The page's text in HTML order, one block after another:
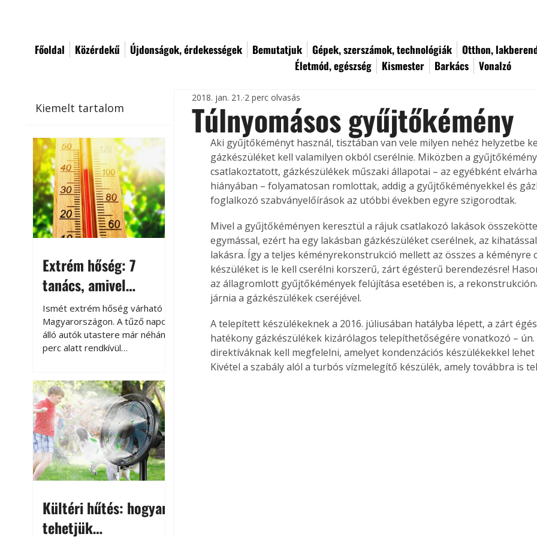
Főoldal Közérdekű Újdonságok, érdekességek Bemutatjuk Gépek, szerszámok, technológiák
Otthon,
Életmód, egészség
Kismester Barkács Vonalzó
Kiemelt tartalom
Extrém hőség: 7
tanács, amivel
megóvhatjuk
autónkat a nyári
károktól
Ismét extrém hőség várható
Magyarországon. A tűző napon
álló autók utastere már néhány
perc alatt rendkívül
megközelítheti. Ez nemcsak a
beszállást teszi kellemetlenné,
hanem az autó állapotára és a
benne hagyott tárgyakra is
káros hatással lehet. Néhány
egyszerű óvintézkedéssel
azonban jelentősen
csökkenthetjük a hőség káros
Kültéri hűtés: hogyan
tehetjük
Túlnyomásos gyűjtőkémény
2018. jan. 21. 2 perc olvasás
Aki gyűjtőkéményt használ, tisztában van vele milyen nehéz helyzetbe
gázkészüléket kell valamilyen okból cserélnie. Miközben a
csatlakoztatott, gázkészülékek műszaki állapotai – az egyébként
hiányában – folyamatosan romlottak, addig a gyűjtőkéményekkel és
foglalkozó szabványelőírások az utóbbi években egyre szigorodtak.
Mivel a gyűjtőkéményen keresztül a rájuk csatlakozó lakások
egymással, ezért ha egy lakásban gázkészüléket cserélnek, az
lakásra. Így a teljes kéményrekonstrukció mellett az összes a
készüléket is le kell cserélni korszerű, zárt égésterű berendezésre!
az állagromlott gyűjtőkémények felújítása esetében is, a
járnia a gázkészülékek cseréjével.
A telepített készülékeknek a 2016. júliusában hatályba lépett, a zárt
hatékony gázkészülékek kizárólagos telepíthetőségére vonatkozó – ún.
direktíváknak kell megfelelni, amelyet kondenzációs készülékekkel
Kivétel a szabály alól a turbós vízmelegítő készülék, amely továbbra is